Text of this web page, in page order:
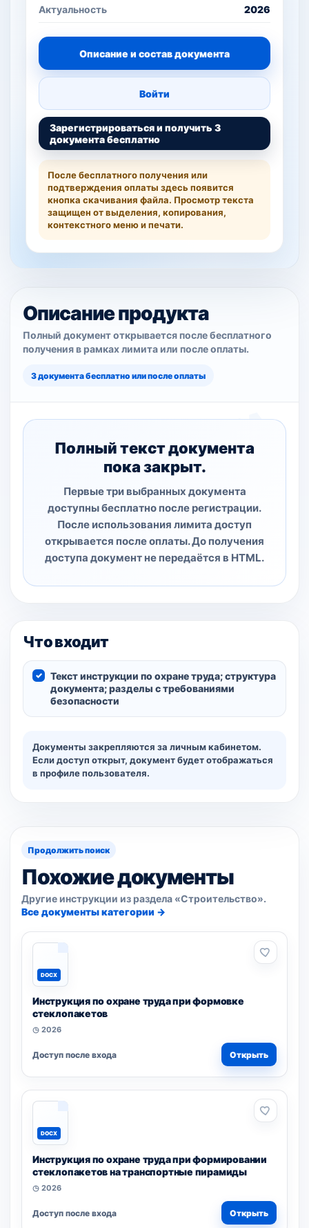
Актуальность 2026
Описание и состав документа
Войти
Зарегистрироваться и получить 3
документа бесплатно
После бесплатного получения или
подтверждения оплаты здесь появится
кнопка скачивания файла. Просмотр текста
защищен от выделения, копирования,
контекстного меню и печати.
Описание продукта
Полный документ открывается после бесплатного
получения в рамках лимита или после оплаты.
3 документа бесплатно или после оплаты
Полный текст документа
пока закрыт.
Первые три выбранных документа
доступны бесплатно после регистрации.
После использования лимита доступ
открывается после оплаты. До получения
доступа документ не передаётся в HTML.
Что входит
Текст инструкции по охране труда; структура
документа; разделы с требованиями
безопасности
Документы закрепляются за личным кабинетом.
Если доступ открыт, документ будет отображаться
в профиле пользователя.
Продолжить поиск
Похожие документы
Другие инструкции из раздела «Строительство».
Все документы категории →
DOCX
Инструкция по охране труда при формовке
стеклопакетов
◷ 2026
Доступ после входа Открыть
DOCX
Инструкция по охране труда при формировании
стеклопакетов на транспортные пирамиды
◷ 2026
Доступ после входа Открыть